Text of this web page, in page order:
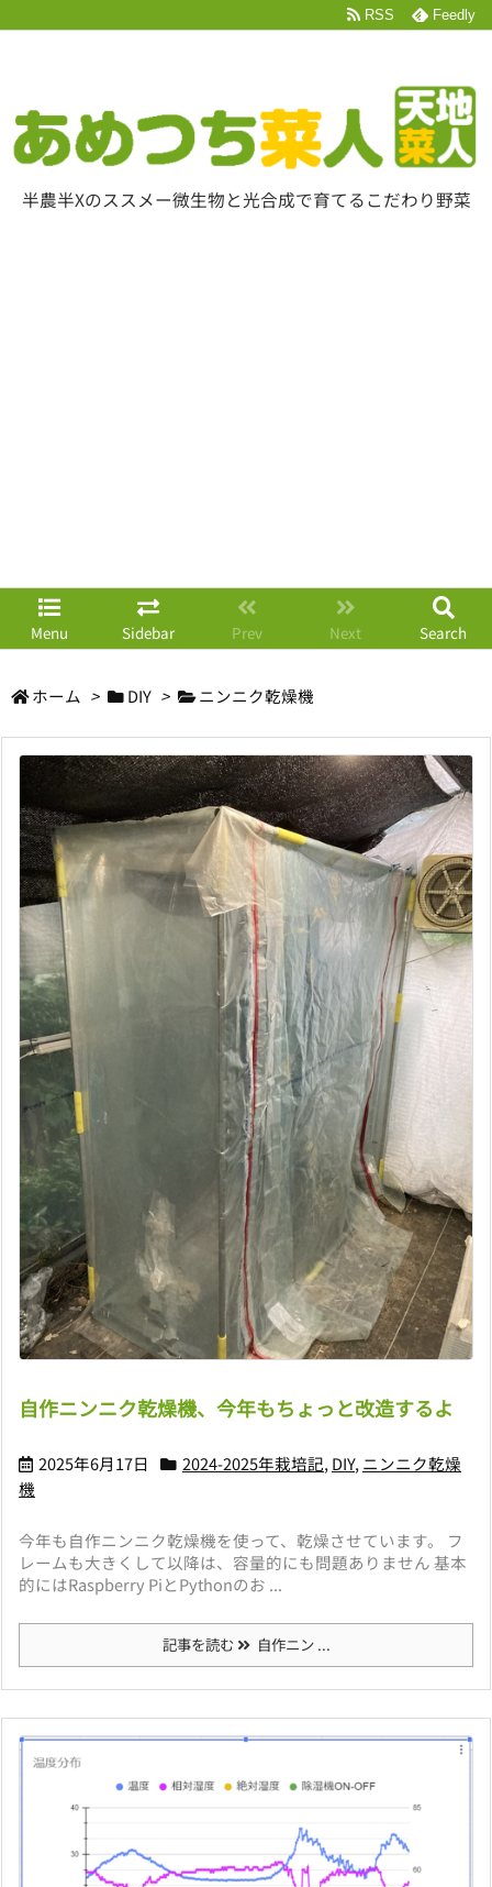
半農半Xのススメー微生物と光合成で育てるこだわり野菜
Menu Sidebar Prev Next Search
RSS Feedly
ホーム > DIY > ニンニク乾燥機
自作ニンニク乾燥機、今年もちょっと改造するよ
2025年6月17日 2024-2025年栽培記, DIY, ニンニク乾燥
機
今年も自作ニンニク乾燥機を使って、乾燥させています。 フ
レームも大きくして以降は、容量的にも問題ありません 基本
的にはRaspberry PiとPythonのお ...
記事を読む 自作ニン ...